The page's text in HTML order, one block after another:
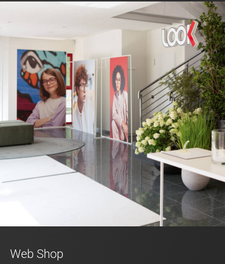
Web Shop